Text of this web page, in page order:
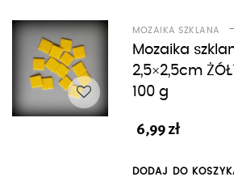
MOZAIKA SZKLANA -
Mozaika
2,5×2,5cm
100 g
6,99zł
DODAJ DO